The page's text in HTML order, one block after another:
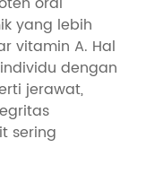
yang lebih
vitamin A. Hal
dengan
jerawat,
sering